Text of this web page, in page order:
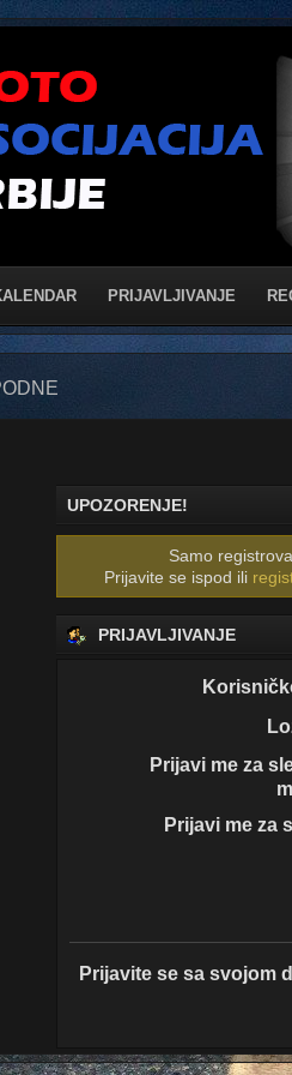
PRIJAVLJIVANJE
UPOZORENJE!
Samo
Prijavite se ispod ili
PRIJAVLJIVANJE
Prijavi me za
Prijavi me za
Prijavite se sa svojom